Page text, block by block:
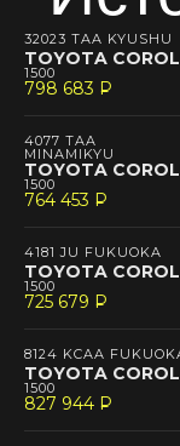
32023 TAA KYUSHU
TOYOTA
1500
798 683 P
--
4077 TAA
MINAMIKYU
TOYOTA
1500
764 453 P
--
4181 JU FUKUOKA
TOYOTA
1500
725 679 P
--
8124 KCAA
TOYOTA
1500
827 944 P
--